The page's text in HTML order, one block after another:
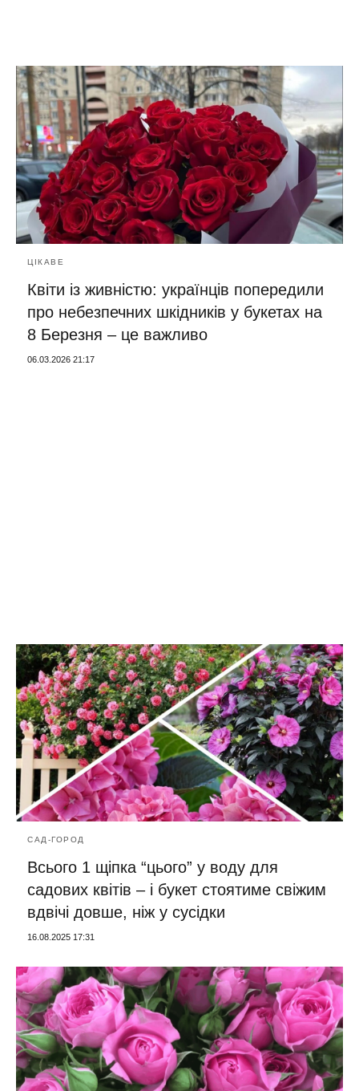
ЦІКАВЕ
Квіти із живністю: українців попередили
про небезпечних шкідників у букетах на
8 Березня – це важливо
06.03.2026 21:17
САД-ГОРОД
Всього 1 щіпка “цього” у воду для
садових квітів – і букет стоятиме свіжим
вдвічі довше, ніж у сусідки
16.08.2025 17:31